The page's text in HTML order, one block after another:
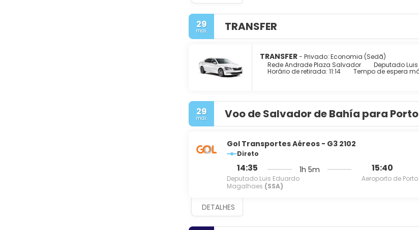
29
mai. TRANSFER
TRANSFER- Privado: Economia (Sedã)
Rede Andrade Plaza Salvador
Deputado
Horário de retirada: 11:14 Tempo de espera
29
mai. Voo de Salvador de Bahía para
Gol Transportes Aéreos - G3 2102
Direto
14:35
Deputado Luis Eduardo
Magalhaes (SSA)
1h 5m 15:40
Aeroporto de
DETALHES